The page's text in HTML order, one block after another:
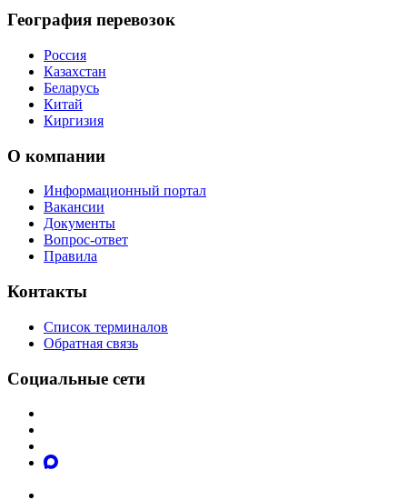
География перевозок
Россия
Казахстан
Беларусь
Китай
Киргизия
О компании
Информационный портал
Вакансии
Документы
Вопрос-ответ
Правила
Контакты
Список терминалов
Обратная связь
Социальные сети